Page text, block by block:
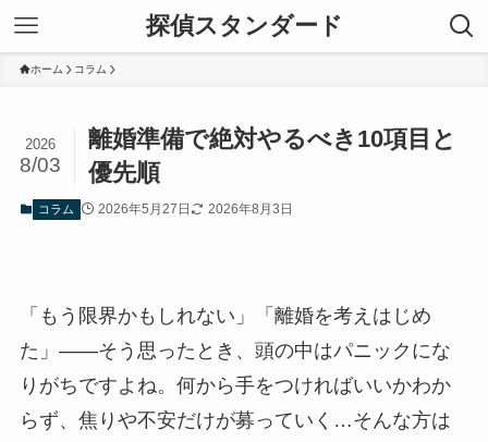
探偵スタンダード
ホーム コラム
離婚準備で絶対やるべき10項目と
優先順
2026
8/03
コラム 2026年5月27日 2026年8月3日
「もう限界かもしれない」「離婚を考えはじめ
た」——そう思ったとき、頭の中はパニックにな
りがちですよね。何から手をつければいいかわか
らず、焦りや不安だけが募っていく…そんな方は